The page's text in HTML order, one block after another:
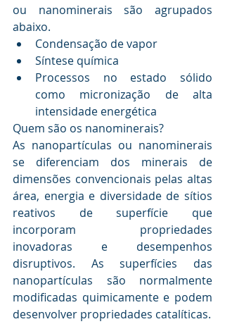
ou nanominerais são agrupados
abaixo.
Condensação de vapor
Síntese química
Processos no estado sólido
como micronização de alta
intensidade energética
Quem são os nanominerais?
As nanopartículas ou nanominerais
se diferenciam dos minerais de
dimensões convencionais pelas altas
área, energia e diversidade de sítios
reativos de superfície que
incorporam propriedades
inovadoras e desempenhos
disruptivos. As superfícies das
nanopartículas são normalmente
modificadas quimicamente e podem
desenvolver propriedades catalíticas.